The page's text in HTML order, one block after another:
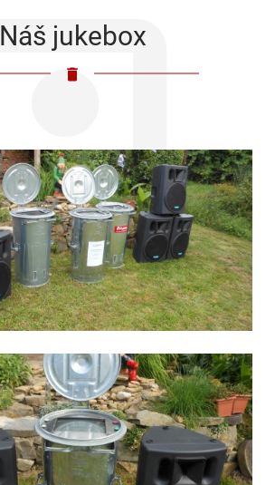
Náš jukebox